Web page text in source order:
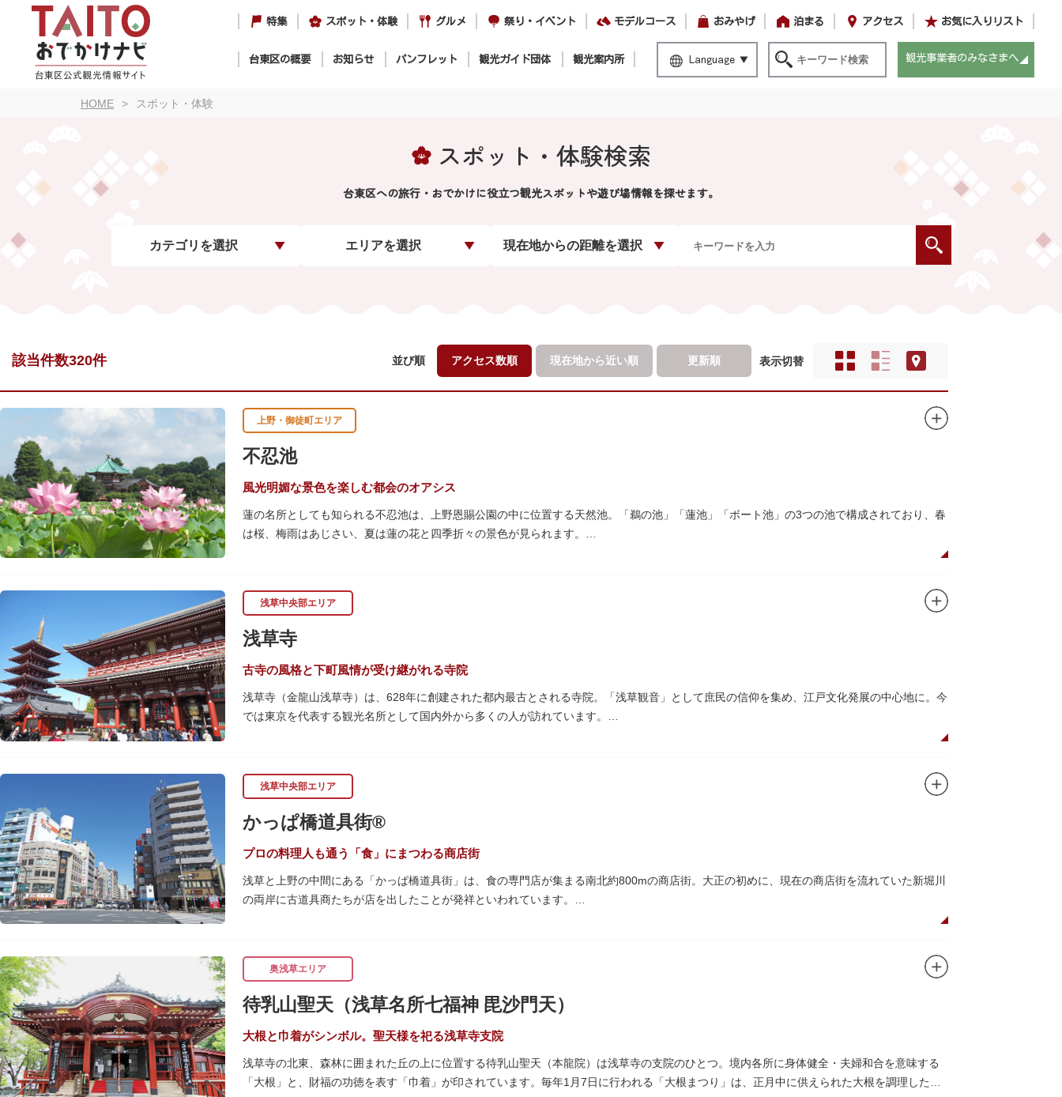
特集 スポット・体験 グルメ 祭り・イベント モデルコース おみやげ 泊まる アクセス お気に入りリスト
台東区の概要 お知らせ パンフレット 観光ガイド団体 観光案内所 Language 観光事業者のみなさまへ
HOME スポット・体験
スポット・体験検索
台東区への旅行・おでかけに役立つ観光スポットや遊び場情報を探せます。
カテゴリを選択 エリアを選択 現在地からの距離を選択
該当件数320件 並び順 アクセス数順 現在地から近い順 更新順 表示切替
上野・御徒町エリア
不忍池
風光明媚な景色を楽しむ都会のオアシス
蓮の名所としても知られる不忍池は、上野恩賜公園の中に位置する天然池。「鵜の池」「蓮池」「ボート池」の3つの池で構成されており、春
は桜、梅雨はあじさい、夏は蓮の花と四季折々の景色が見られます。
「ボート池」ではスワンボートやオール式のボートのレンタルが可能。水上から池を眺めれば、新しい発見ができるかもしれません。また、
「鵜の池」にはマガモ・オナガガモなどたくさんの鴨や渡り鳥が訪れます。大都会の中でバードウォッチングができる珍しいスポットです。
ファミリーで、カップルで、または一人でゆったりと、思い思いの時間をお過ごしください。
浅草中央部エリア
浅草寺
古寺の風格と下町風情が受け継がれる寺院
浅草寺（金龍山浅草寺）は、628年に創建された都内最古とされる寺院。「浅草観音」として庶民の信仰を集め、江戸文化発展の中心地に。今
では東京を代表する観光名所として国内外から多くの人が訪れています。
ぶ山門「宝蔵門」が建ち、参拝客を堂々と迎えてくれます。本堂前には、邪気を払うご利益があるといわれる常香炉（じょうこうろ）が鎮
座。参拝前に煙を浴びて身を清めましょう。「観音堂」とも呼ばれる本堂にはご本尊の聖観世音菩薩が祀られており、毎日定時に法要が執り
行われています。
境内の歴史ある建造物も必見です。ひと際目立つ五重塔、国指定重要文化財の二天門、浅草名所七福神のひとつ・大黒天が祀られた影向堂
（ようごうどう）など、悠久の時に思いを馳せて見学をお楽しみください。
日没後はライトアップされ、朱塗りの建物がより一層鮮やかに浮かび上がります。昼間は約90店舗が軒を連ねる仲見世のお店も閉まり、シャ
ッターに描かれた「浅草絵巻」を楽しめるのも夜の醍醐味。撮影スポットやデートスポットにもおすすめです。昼間と比べて人が少なくゆっ
浅草中央部エリア
かっぱ橋道具街®
プロの料理人も通う「食」にまつわる商店街
浅草と上野の中間にある「かっぱ橋道具街」は、食の専門店が集まる南北約800mの商店街。大正の初めに、現在の商店街を流れていた新堀川
の両岸に古道具商たちが店を出したことが発祥といわれています。
関東大震災後に川は塞がれ、現在はプロ仕様の調理器具や厨房機器、食器、包材、調理衣装など「食」にまつわる約170軒の専門店が集まる個
すすめです。食品サンプル作り体験ができるお店もありますよ。
毎年、道具の日である10月9日前後に開催される「かっぱ橋道具まつり」では、各店舗がおすすめ商品や掘り出しものを販売。また、年ごとに
異なる様々な催しものも行われます。
奥浅草エリア
待乳山聖天（浅草名所七福神 毘沙門天）
大根と巾着がシンボル。聖天様を祀る浅草寺支院
浅草寺の北東、森林に囲まれた丘の上に位置する待乳山聖天（本龍院）は浅草寺の支院のひとつ。境内各所に身体健全・夫婦和合を意味する
「大根」と、財福の功徳を表す「巾着」が印されています。毎年1月7日に行われる「大根まつり」は、正月中に供えられた大根を調理した風